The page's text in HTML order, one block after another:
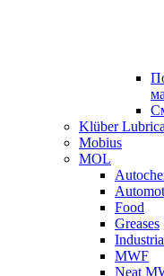
Klüber
Mobius
MOL
Food
Greases
MWF
Neat